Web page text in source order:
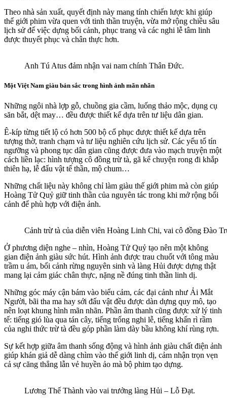
Theo nhà sản xuất, quyết định này mang tính chiến lược khi giúp
thế giới phim vừa quen với tinh thần truyện, vừa mở rộng chiều sâu
lịch sử để việc dựng bối cảnh, phục trang và các nghi lễ tâm linh
được thuyết phục và chân thực hơn.
Anh Tú Atus đảm nhận vai nam chính Thân Đức.
Một Việt Nam giàu bản sắc trong hình ảnh mãn nhãn
Những ngôi nhà lợp gỗ, chuồng gia cầm, luống thảo mộc, dụng cụ
săn bắt, dệt may… đều được thiết kế dựa trên tư liệu dân gian.
Ê-kíp từng tiết lộ có hơn 500 bộ cổ phục được thiết kế dựa trên
tượng thờ, tranh chạm và tư liệu nghiên cứu lịch sử. Các yếu tố tín
ngưỡng và phong tục dân gian cũng được đưa vào mạch truyện một
cách liền lạc: hình tượng cô đồng trừ tà, gã kể chuyện rong đi khắp
thiên hạ, lễ đấu vật tế thần, mộ chum…
Những chất liệu này không chỉ làm giàu thế giới phim mà còn giúp
Hoàng Tử Quỷ giữ tinh thần của nguyên tác trong khi mở rộng bối
cảnh để phù hợp với điện ảnh.
Cảnh trừ tà của diễn viên Hoàng Linh Chi, vai cô đồng Đào
Ở phương diện nghe – nhìn, Hoàng Tử Quỷ tạo nên một không
gian điện ảnh giàu sức hút. Hình ảnh được trau chuốt với tông màu
trầm u ám, bối cảnh rừng nguyên sinh và làng Hủi được dựng thật
mang lại cảm giác chân thực, nặng nề đúng tinh thần linh dị.
Những góc máy cận bám vào biểu cảm, các đại cảnh như Ải Mắt
Người, bãi tha ma hay sới đấu vật đều được dàn dựng quy mô, tạo
nên loạt khung hình mãn nhãn. Phần âm thanh cũng được xử lý tinh
tế: tiếng gió lùa qua tán cây, tiếng trống nghi lễ, tiếng khấn rì rầm
của nghi thức trừ tà đều góp phần làm dày bầu không khí rùng rợn.
Sự kết hợp giữa âm thanh sống động và hình ảnh giàu chất điện ảnh
giúp khán giả dễ dàng chìm vào thế giới linh dị, cảm nhận trọn vẹn
cả sự căng thẳng lẫn vẻ huyền ảo mà bộ phim tạo dựng.
Lương Thế Thành vào vai trưởng làng Hủi – Lỗ Đạt.